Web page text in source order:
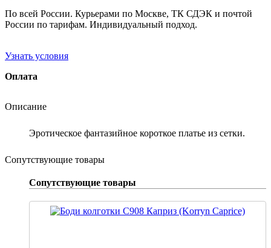
По всей России. Курьерами по Москве, ТК СДЭК и почтой
России по тарифам. Индивидуальный подход.
Узнать условия
Оплата
Описание
Эротическое фантазийное короткое платье из сетки.
Сопутствующие товары
Сопутствующие товары